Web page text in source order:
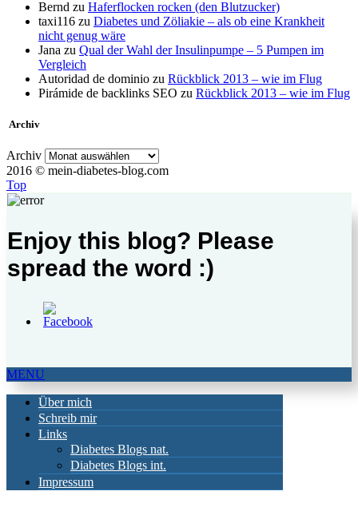
Bernd zu Haferflocken rocken (den Blutzucker)
taxi116 zu Diabetes und Zöliakie – als ob eine Krankheit
nicht genug wäre
Jana zu Qual der Wahl der Insulinpumpe – 5 Pumpen im
Vergleich
Autoridad de dominio zu Rückblick 2013 – wie im Flug
Pirámide de backlinks SEO zu Rückblick 2013 – wie im Flug
Archiv
Archiv
2016 © mein-diabetes-blog.com
Top
Enjoy this blog? Please
spread the word :)
MENU
Über mich
Schreib mir
Links
Diabetes Blogs nat.
Diabetes Blogs int.
Impressum